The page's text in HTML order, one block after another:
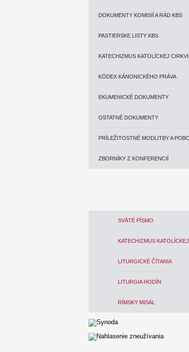
DOKUMENTY KOMISIÍ A RÁD KBS
PASTIERSKE LISTY KBS
KATECHIZMUS KATOLÍCKEJ CIRKVI
KÓDEX KÁNONICKÉHO PRÁVA
EKUMENICKÉ DOKUMENTY
OSTATNÉ DOKUMENTY
PRÍLEŽITOSTNÉ MODLITBY A
ZBORNÍKY Z KONFERENCIÍ
SVÄTÉ PÍSMO
KATECHIZMUS
LITURGICKÉ ČÍTANIA
LITURGIA HODÍN
RÍMSKY MISÁL